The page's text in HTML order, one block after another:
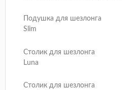
Подушка для шезлонга
Slim
Столик для шезлонга
Luna
Столик для шезлонга